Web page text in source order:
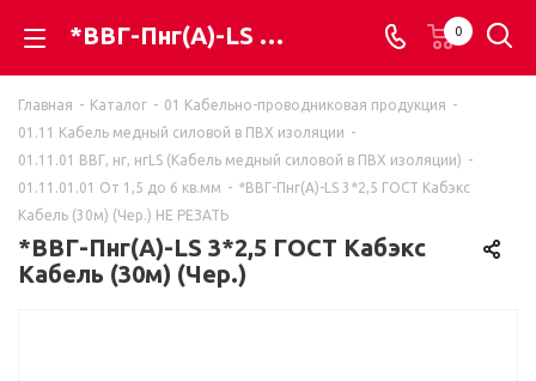
*ВВГ-Пнг(A)-LS 3*2,5 ГОСТ Кабэкс Кабель (30м) (Чер.) НЕ РЕЗАТЬ - ВАЯК - всё для электромонтажа 0
Главная - Каталог - 01 Кабельно-проводниковая продукция -
01.11 Кабель медный силовой в ПВХ изоляции -
01.11.01 ВВГ, нг, нгLS (Кабель медный силовой в ПВХ изоляции) -
01.11.01.01 От 1,5 до 6 кв.мм - *ВВГ-Пнг(A)-LS 3*2,5 ГОСТ Кабэкс
Кабель (30м) (Чер.) НЕ РЕЗАТЬ
*ВВГ-Пнг(A)-LS 3*2,5 ГОСТ Кабэкс
Кабель (30м) (Чер.)